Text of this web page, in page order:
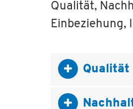
Qualität,
Einbeziehung,
Qualität